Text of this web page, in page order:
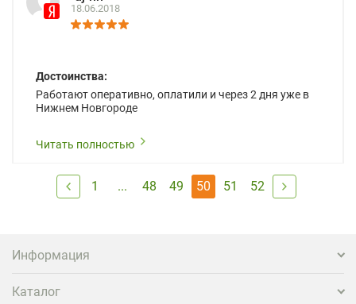
18.06.2018
Достоинства:
Работают оперативно, оплатили и через 2 дня уже в
Нижнем Новгороде
Читать полностью
1 ... 48 49 50 51 52
Информация
Каталог